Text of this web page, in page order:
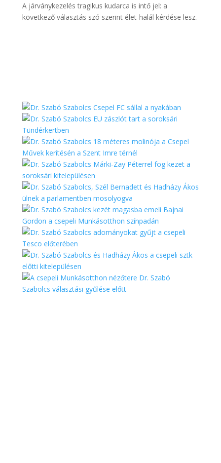
A járványkezelés tragikus kudarca is intő jel: a
következő választás szó szerint élet-halál kérdése lesz.